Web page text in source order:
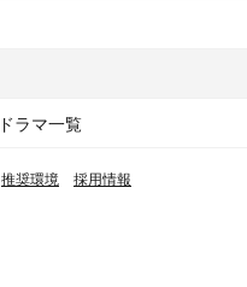
ドラマ一覧
推奨環境 採用情報